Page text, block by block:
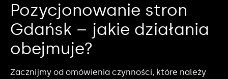
Pozycjonowanie stron
Gdańsk – jakie działania
obejmuje?
Zacznijmy od omówienia czynności, które należy